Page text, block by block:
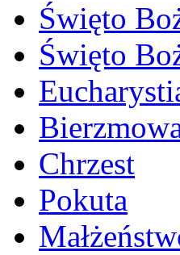
Święto
Święto
Chrzest
Pokuta